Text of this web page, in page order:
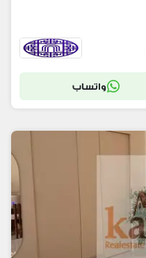
واتساب